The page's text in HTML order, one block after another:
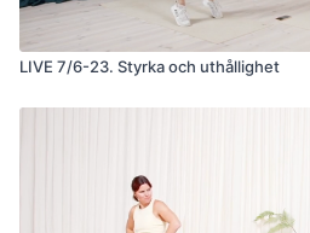
LIVE 7/6-23. Styrka och uthållighet